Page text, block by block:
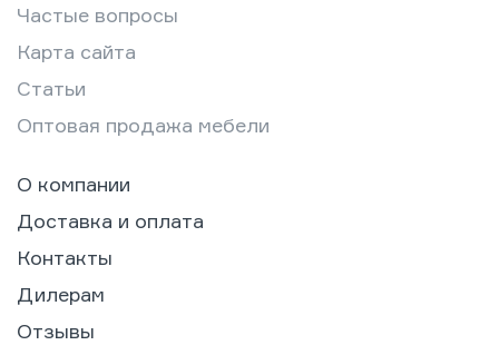
Частые вопросы
Карта сайта
Статьи
Оптовая продажа мебели
О компании
Доставка и оплата
Контакты
Дилерам
Отзывы